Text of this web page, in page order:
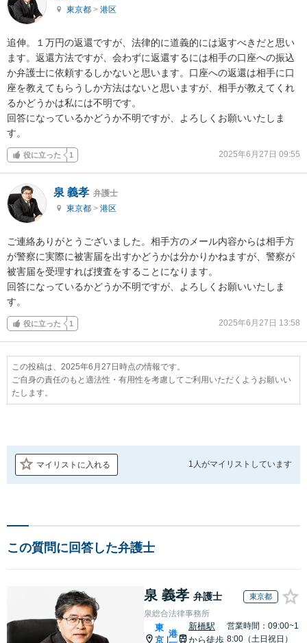
東京都 > 港区
追伸。１万円の返還ですが、法律的に道義的には返すべきだと思い
ます。返還方法ですが、会わずに返還するには相手の口座への振込
か弁護士に依頼するしかないと思います。口座への返還は相手に口
座を教えてもらうしか方法はないと思いますが、相手が教えてくれ
るかどうかは私には不明です。
回答になっているかどうか不明ですが、よろしくお願いいたしま
す。
役に立った 1 2025年6月27日 09:55
泉 義孝 弁護士
東京都 > 港区
ご連絡ありがとうございました。相手方のメール内容からは相手方
が警察に実際に被害届を出すかどうかは分かりかねますが、警察が
被害届を受理すれば捜査をすることになります。
回答になっているかどうか不明ですが、よろしくお願いいたしま
す。
役に立った 1 2025年6月27日 13:58
この投稿は、2025年6月27日時点の情報です。
ご自身の責任のもと適法性・有用性を考慮してご利用いただくようお願いい
たします。
マイリストに入れる 1人がマイリストしています
この質問に回答した弁護士
泉 義孝 弁護士 東京都
泉総合法律事務所
東
京
港
新橋駅
から徒歩
営業時間：09:00~1
8:00（土日祝日）